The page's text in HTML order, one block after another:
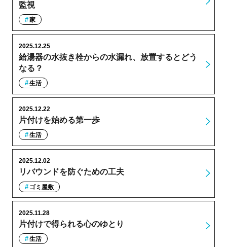
監視
家
給湯器の水抜き栓からの水漏れ、放置するとどう
なる？
2025.12.25
生活
片付けを始める第一歩
2025.12.22
生活
リバウンドを防ぐための工夫
2025.12.02
ゴミ屋敷
片付けで得られる心のゆとり
2025.11.28
生活